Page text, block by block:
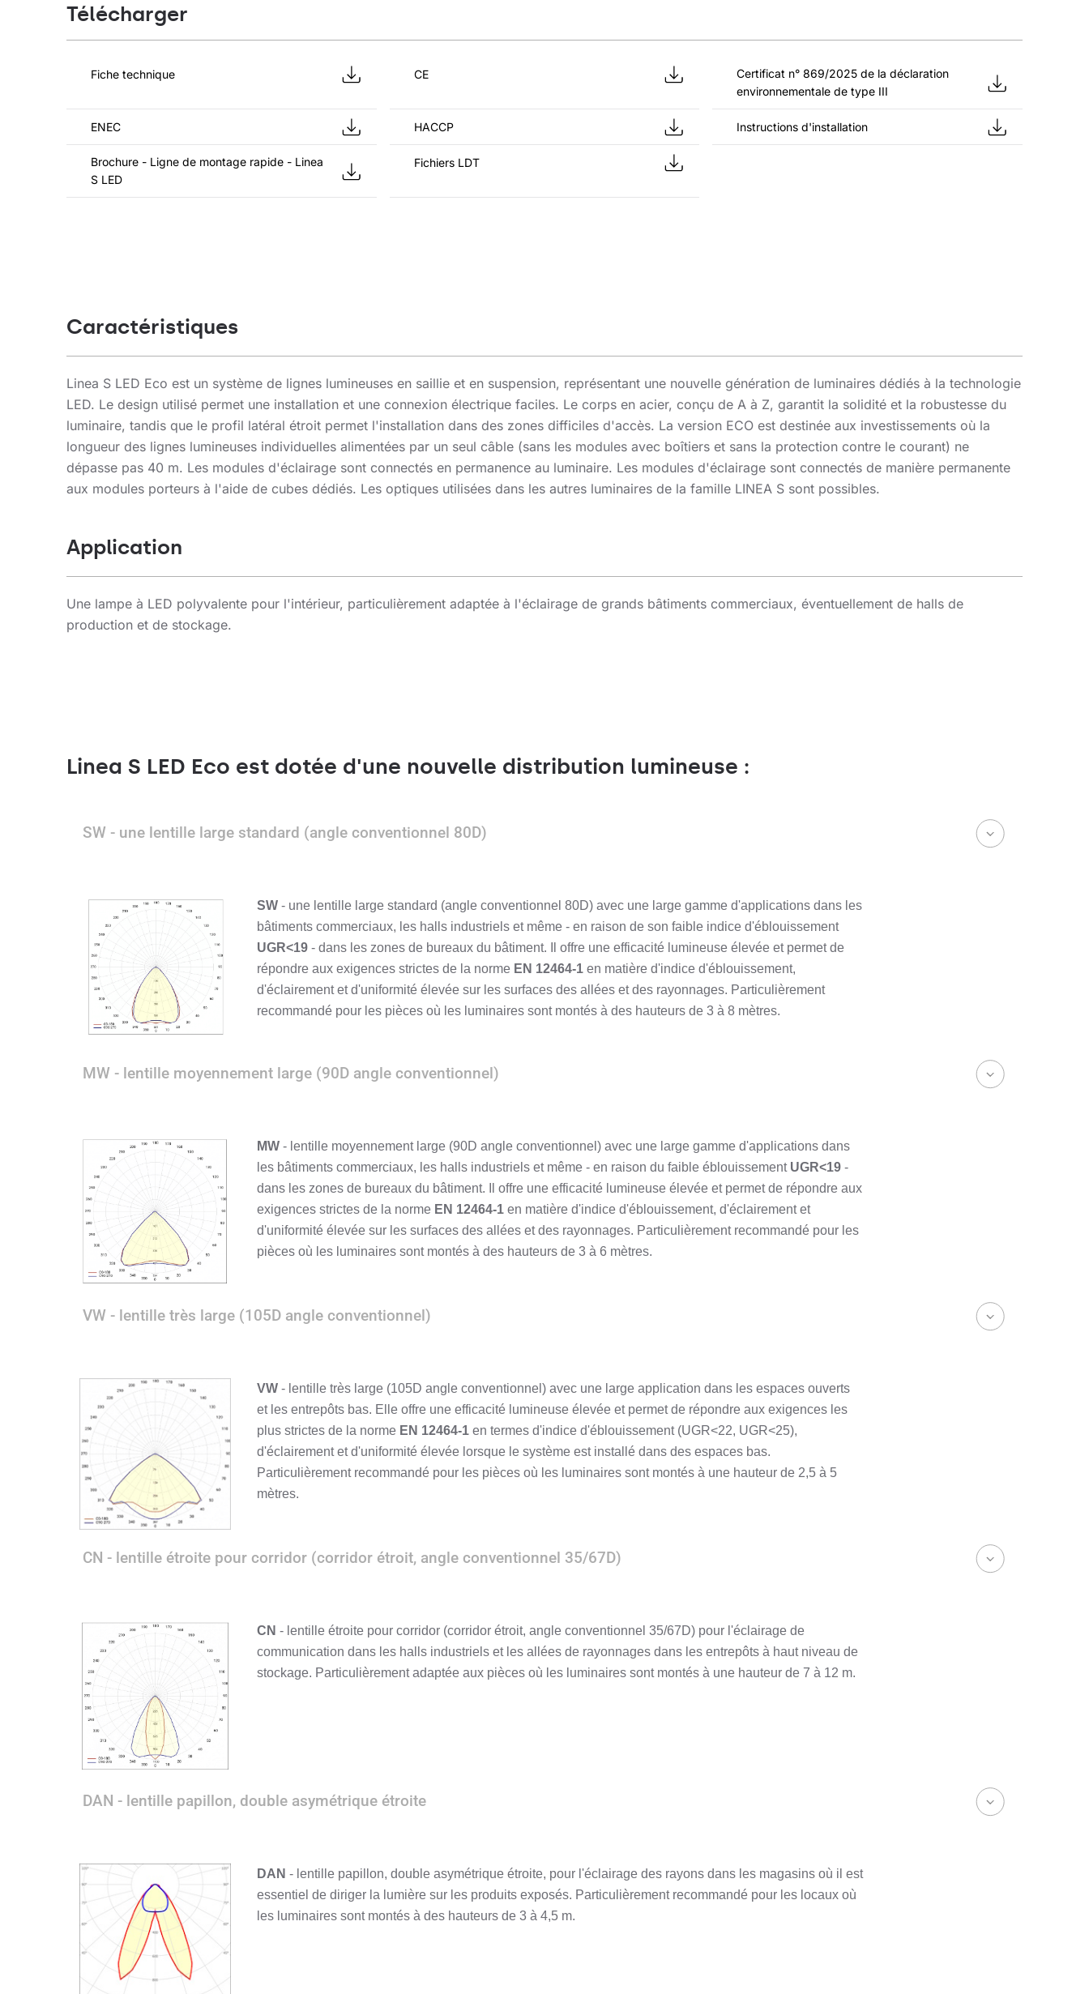
Télécharger
Fiche technique CE
Certificat n° 869/2025 de la déclaration
environnementale de type III
ENEC HACCP Instructions d'installation
Brochure - Ligne de montage rapide - Linea
S LED
Fichiers LDT
Caractéristiques
Linea S LED Eco est un système de lignes lumineuses en saillie et en suspension, représentant une nouvelle génération de luminaires dédiés à la technologie
LED. Le design utilisé permet une installation et une connexion électrique faciles. Le corps en acier, conçu de A à Z, garantit la solidité et la robustesse du
luminaire, tandis que le profil latéral étroit permet l'installation dans des zones difficiles d'accès. La version ECO est destinée aux investissements où la
longueur des lignes lumineuses individuelles alimentées par un seul câble (sans les modules avec boîtiers et sans la protection contre le courant) ne
dépasse pas 40 m. Les modules d'éclairage sont connectés en permanence au luminaire. Les modules d'éclairage sont connectés de manière permanente
aux modules porteurs à l'aide de cubes dédiés. Les optiques utilisées dans les autres luminaires de la famille LINEA S sont possibles.
Application
Une lampe à LED polyvalente pour l'intérieur, particulièrement adaptée à l'éclairage de grands bâtiments commerciaux, éventuellement de halls de
production et de stockage.
Linea S LED Eco est dotée d'une nouvelle distribution lumineuse :
SW - une lentille large standard (angle conventionnel 80D)
SW - une lentille large standard (angle conventionnel 80D) avec une large gamme d'applications dans les
bâtiments commerciaux, les halls industriels et même - en raison de son faible indice d'éblouissement
UGR<19 - dans les zones de bureaux du bâtiment. Il offre une efficacité lumineuse élevée et permet de
répondre aux exigences strictes de la norme EN 12464-1 en matière d'indice d'éblouissement,
d'éclairement et d'uniformité élevée sur les surfaces des allées et des rayonnages. Particulièrement
recommandé pour les pièces où les luminaires sont montés à des hauteurs de 3 à 8 mètres.
MW - lentille moyennement large (90D angle conventionnel)
MW - lentille moyennement large (90D angle conventionnel) avec une large gamme d'applications dans
les bâtiments commerciaux, les halls industriels et même - en raison du faible éblouissement UGR<19 -
dans les zones de bureaux du bâtiment. Il offre une efficacité lumineuse élevée et permet de répondre aux
exigences strictes de la norme EN 12464-1 en matière d'indice d'éblouissement, d'éclairement et
d'uniformité élevée sur les surfaces des allées et des rayonnages. Particulièrement recommandé pour les
pièces où les luminaires sont montés à des hauteurs de 3 à 6 mètres.
VW - lentille très large (105D angle conventionnel)
VW - lentille très large (105D angle conventionnel) avec une large application dans les espaces ouverts
et les entrepôts bas. Elle offre une efficacité lumineuse élevée et permet de répondre aux exigences les
plus strictes de la norme EN 12464-1 en termes d'indice d'éblouissement (UGR<22, UGR<25),
d'éclairement et d'uniformité élevée lorsque le système est installé dans des espaces bas.
Particulièrement recommandé pour les pièces où les luminaires sont montés à une hauteur de 2,5 à 5
mètres.
CN - lentille étroite pour corridor (corridor étroit, angle conventionnel 35/67D)
CN - lentille étroite pour corridor (corridor étroit, angle conventionnel 35/67D) pour l'éclairage de
communication dans les halls industriels et les allées de rayonnages dans les entrepôts à haut niveau de
stockage. Particulièrement adaptée aux pièces où les luminaires sont montés à une hauteur de 7 à 12 m.
DAN - lentille papillon, double asymétrique étroite
DAN - lentille papillon, double asymétrique étroite, pour l'éclairage des rayons dans les magasins où il est
essentiel de diriger la lumière sur les produits exposés. Particulièrement recommandé pour les locaux où
les luminaires sont montés à des hauteurs de 3 à 4,5 m.